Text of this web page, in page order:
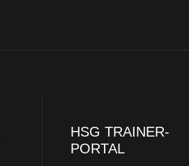
HSG TRAINER-
PORTAL